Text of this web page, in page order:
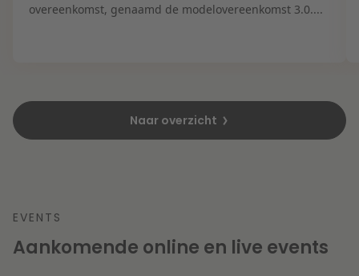
overeenkomst, genaamd de modelovereenkomst 3.0....
Naar overzicht
EVENTS
Aankomende online en live events